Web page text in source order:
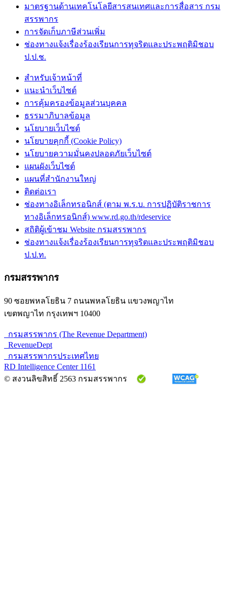
มาตรฐานด้านเทคโนโลยีสารสนเทศและการสื่อสาร กรม
สรรพากร
การจัดเก็บภาษีส่วนเพิ่ม
ช่องทางแจ้งเรื่องร้องเรียนการทุจริตและประพฤติมิชอบ
ป.ป.ช.
สำหรับเจ้าหน้าที่
แนะนำเว็บไซต์
การคุ้มครองข้อมูลส่วนบุคคล
ธรรมาภิบาลข้อมูล
นโยบายเว็บไซต์
นโยบายคุกกี้ (Cookie Policy)
นโยบายความมั่นคงปลอดภัยเว็บไซต์
แผนผังเว็บไซต์
แผนที่สำนักงานใหญ่
ติดต่อเรา
ช่องทางอิเล็กทรอนิกส์ (ตาม พ.ร.บ. การปฏิบัติราชการ
ทางอิเล็กทรอนิกส์) www.rd.go.th/rdeservice
สถิติผู้เข้าชม Website กรมสรรพากร
ช่องทางแจ้งเรื่องร้องเรียนการทุจริตและประพฤติมิชอบ
ป.ป.ท.
กรมสรรพากร
90 ซอยพหลโยธิน 7 ถนนพหลโยธิน แขวงพญาไท
เขตพญาไท กรุงเทพฯ 10400
กรมสรรพากร (The Revenue Department)
RevenueDept
กรมสรรพากรประเทศไทย
RD Intelligence Center 1161
© สงวนลิขสิทธิ์ 2563 กรมสรรพากร